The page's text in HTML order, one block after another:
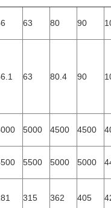
63 80 90
63 80.4 90
5000 4500 4500
5500 5000 5000
315 362 405